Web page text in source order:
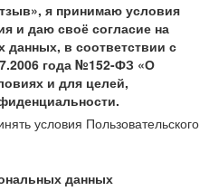
я принимаю условия
и даю своё согласие на
данных, в соответствии с
года №152-ФЗ «О
и для целей,
условия Пользовательского
данных